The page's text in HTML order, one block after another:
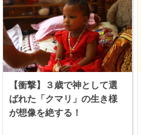
【衝撃】３歳で神として選
ばれた「クマリ」の生き様
が想像を絶する！